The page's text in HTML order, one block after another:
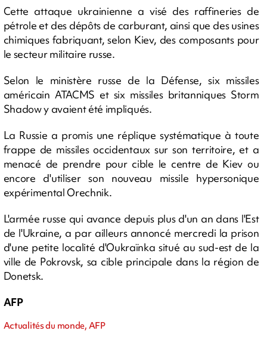
Cette attaque ukrainienne a visé des raffineries de
pétrole et des dépôts de carburant, ainsi que des usines
chimiques fabriquant, selon Kiev, des composants pour
le secteur militaire russe.
Selon le ministère russe de la Défense, six missiles
américain ATACMS et six missiles britanniques Storm
Shadow y avaient été impliqués.
La Russie a promis une réplique systématique à toute
frappe de missiles occidentaux sur son territoire, et a
menacé de prendre pour cible le centre de Kiev ou
encore d'utiliser son nouveau missile hypersonique
expérimental Orechnik.
L'armée russe qui avance depuis plus d'un an dans l'Est
de l'Ukraine, a par ailleurs annoncé mercredi la prison
d'une petite localité d'Oukraïnka situé au sud-est de la
ville de Pokrovsk, sa cible principale dans la région de
Donetsk.
AFP
Actualités du monde, AFP